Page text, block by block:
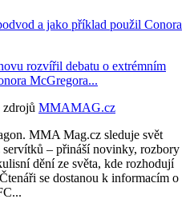
a jako příklad použil Conora
rozvířil debatu o extrémním
McGregora...
zdrojů MMAMAG.cz
MMA Mag.cz sleduje svět
– přináší novinky, rozbory
dění ze světa, kde rozhodují
se dostanou k informacím o